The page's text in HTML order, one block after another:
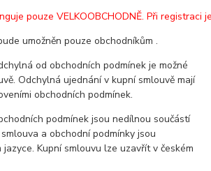
pouze VELKOOBCHODNĚ. Při
umožněn pouze obchodníkům .
od obchodních podmínek je možné
Odchylná ujednání v kupní smlouvě mají
obchodních podmínek.
podmínek jsou nedílnou součástí
a obchodní podmínky jsou
Kupní smlouvu lze uzavřít v českém